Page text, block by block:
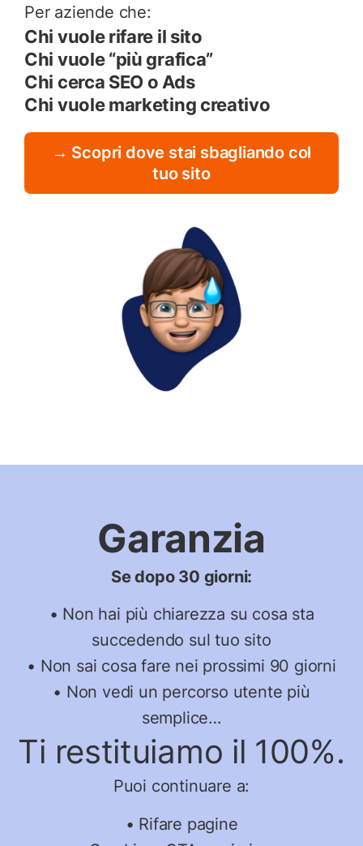
Per aziende che:
Chi vuole rifare il sito
Chi vuole “più grafica”
Chi cerca SEO o Ads
Chi vuole marketing creativo
→ Scopri dove stai sbagliando col
tuo sito
Garanzia
Se dopo 30 giorni:
• Non hai più chiarezza su cosa sta
succedendo sul tuo sito
• Non sai cosa fare nei prossimi 90 giorni
• Non vedi un percorso utente più
semplice…
Ti restituiamo il 100%.
Puoi continuare a:
• Rifare pagine